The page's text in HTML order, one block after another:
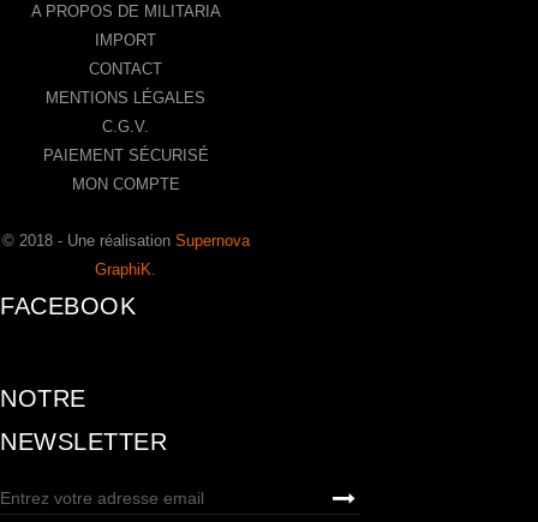
A PROPOS DE MILITARIA
IMPORT
CONTACT
MENTIONS LÉGALES
C.G.V.
PAIEMENT SÉCURISÉ
MON COMPTE
© 2018 - Une réalisation Supernova
GraphiK
FACEBOOK
NOTRE
NEWSLETTER